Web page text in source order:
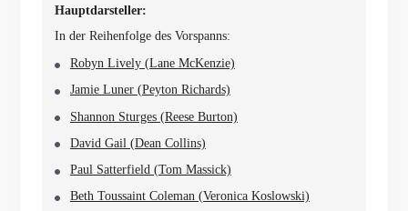
Hauptdarsteller:
In der Reihenfolge des Vorspanns:
Robyn Lively (Lane McKenzie)
Jamie Luner (Peyton Richards)
Shannon Sturges (Reese Burton)
David Gail (Dean Collins)
Paul Satterfield (Tom Massick)
Beth Toussaint Coleman (Veronica Koslowski)